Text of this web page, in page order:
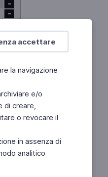
accettare
la navigazione
e/o
di creare,
o revocare il
in assenza di
analitico